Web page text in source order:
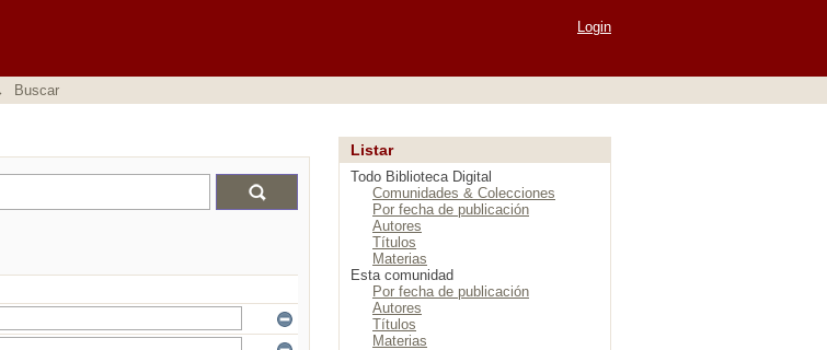
Login
Buscar
Listar
Todo Biblioteca Digital
Comunidades & Colecciones
Por fecha de publicación
Autores
Títulos
Materias
Esta comunidad
Por fecha de publicación
Autores
Títulos
Materias